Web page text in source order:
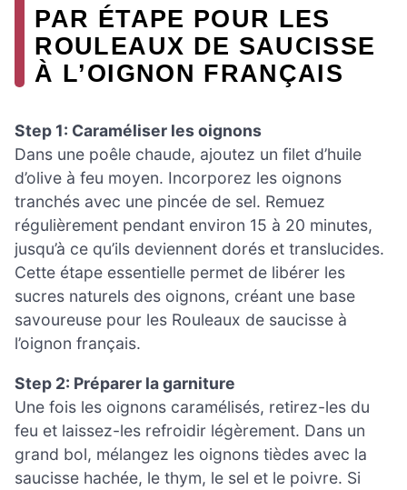
PAR ÉTAPE POUR LES
ROULEAUX DE SAUCISSE
À L’OIGNON FRANÇAIS
Step 1: Caraméliser les oignons
Dans une poêle chaude, ajoutez un filet d’huile
d’olive à feu moyen. Incorporez les oignons
tranchés avec une pincée de sel. Remuez
régulièrement pendant environ 15 à 20 minutes,
jusqu’à ce qu’ils deviennent dorés et translucides.
Cette étape essentielle permet de libérer les
sucres naturels des oignons, créant une base
savoureuse pour les Rouleaux de saucisse à
l’oignon français.
Step 2: Préparer la garniture
Une fois les oignons caramélisés, retirez-les du
feu et laissez-les refroidir légèrement. Dans un
grand bol, mélangez les oignons tièdes avec la
saucisse hachée, le thym, le sel et le poivre. Si